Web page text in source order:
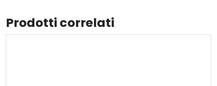
Prodotti correlati